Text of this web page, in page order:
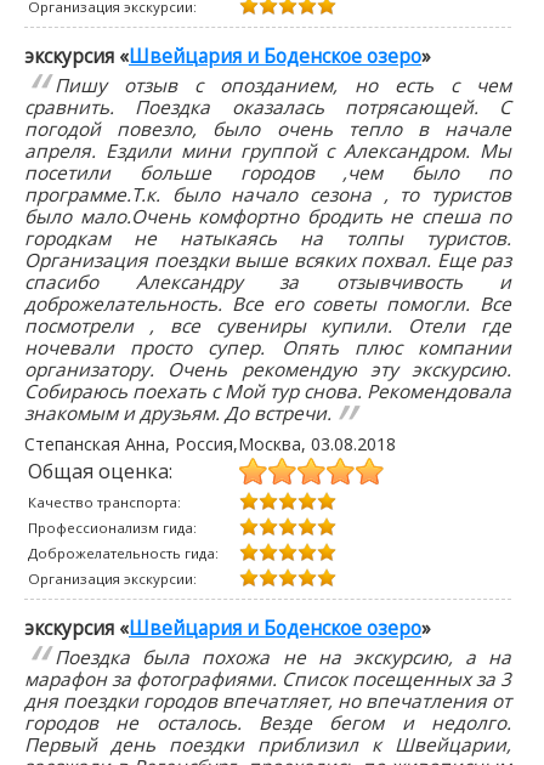
Организация экскурсии:
экскурсия «Швейцария и Боденское озеро»
Пишу отзыв с опозданием, но есть с чем
сравнить. Поездка оказалась потрясающей. С
погодой повезло, было очень тепло в начале
апреля. Ездили мини группой с Александром. Мы
посетили больше городов ,чем было по
программе.Т.к. было начало сезона , то туристов
было мало.Очень комфортно бродить не спеша по
городкам не натыкаясь на толпы туристов.
Организация поездки выше всяких похвал. Еще раз
спасибо Александру за отзывчивость и
доброжелательность. Все его советы помогли. Все
посмотрели , все сувениры купили. Отели где
ночевали просто супер. Опять плюс компании
организатору. Очень рекомендую эту экскурсию.
Собираюсь поехать с Мой тур снова. Рекомендовала
знакомым и друзьям. До встречи.
Степанская Анна, Россия,Москва, 03.08.2018
Общая оценка:
Качество транспорта:
Профессионализм гида:
Доброжелательность гида:
Организация экскурсии:
экскурсия «Швейцария и Боденское озеро»
Поездка была похожа не на экскурсию, а на
марафон за фотографиями. Список посещенных за 3
дня поездки городов впечатляет, но впечатления от
городов не осталось. Везде бегом и недолго.
Первый день поездки приблизил к Швейцарии,